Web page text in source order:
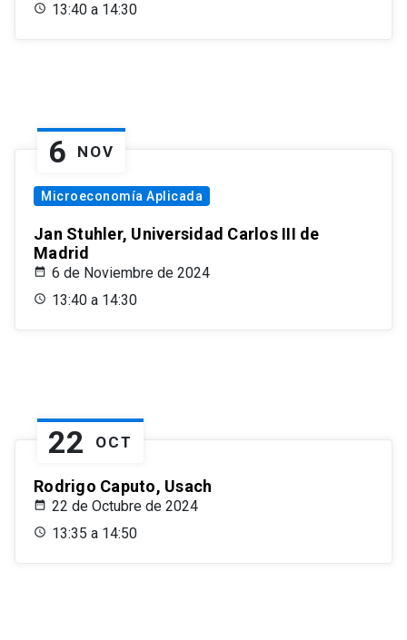
13:40 a 14:30
6 NOV
Microeconomía Aplicada
Jan Stuhler, Universidad Carlos III de
Madrid
6 de Noviembre de 2024
13:40 a 14:30
22 OCT
Rodrigo Caputo, Usach
22 de Octubre de 2024
13:35 a 14:50